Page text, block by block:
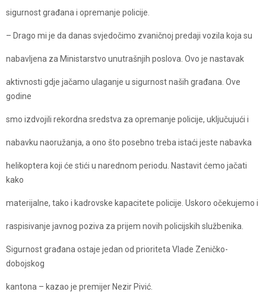
sigurnost građana i opremanje policije.
– Drago mi je da danas svjedočimo zvaničnoj predaji vozila koja su
nabavljena za Ministarstvo unutrašnjih poslova. Ovo je nastavak
aktivnosti gdje jačamo ulaganje u sigurnost naših građana. Ove
godine
smo izdvojili rekordna sredstva za opremanje policije, uključujući i
nabavku naoružanja, a ono što posebno treba istaći jeste nabavka
helikoptera koji će stići u narednom periodu. Nastavit ćemo jačati
kako
materijalne, tako i kadrovske kapacitete policije. Uskoro očekujemo i
raspisivanje javnog poziva za prijem novih policijskih službenika.
Sigurnost građana ostaje jedan od prioriteta Vlade Zeničko-
dobojskog
kantona – kazao je premijer Nezir Pivić.